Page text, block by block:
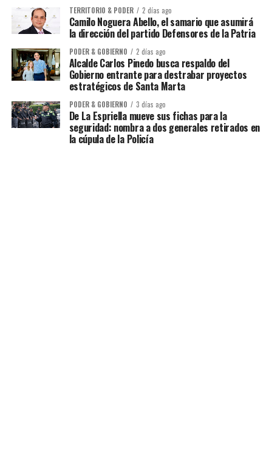
TERRITORIO & PODER 2 días ago
Camilo Noguera Abello, el samario que asumirá
la dirección del partido Defensores de la Patria
PODER & GOBIERNO 2 días ago
Alcalde Carlos Pinedo busca respaldo del
Gobierno entrante para destrabar proyectos
estratégicos de Santa Marta
PODER & GOBIERNO 3 días ago
De La Espriella mueve sus fichas para la
seguridad: nombra a dos generales retirados en
la cúpula de la Policía